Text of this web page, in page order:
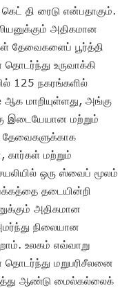
தி ரைடு என்பதாகும்.
அதிகமான
தேவைகளைப் பூர்த்தி
உருவாக்கி
125 நகரங்களில்
ஆக மாறியுள்ளது, அங்கு
இடையேயான மற்றும்
மற்றும்
ஒரு ஸ்வைப் மூலம்
தடையின்றி
அதிகமான
நிலையான
உலகம் எவ்வாறு
தொடர்ந்து மறுபரிசீலனை
ஆண்டு மைல்கல்லைக்